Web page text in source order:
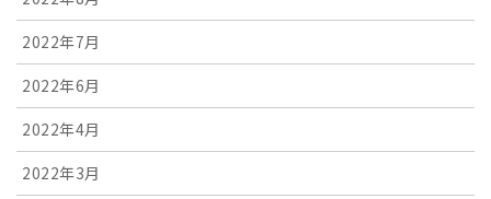
2022年7月
2022年6月
2022年4月
2022年3月